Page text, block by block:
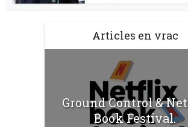
Articles en vrac
Ground Control &
Book Festival.